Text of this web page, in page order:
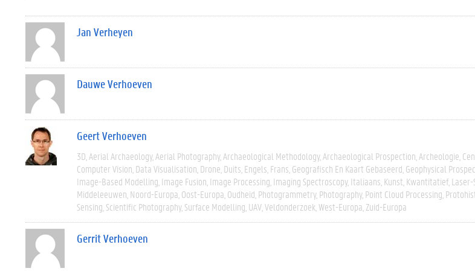
Jan Verheyen
Dauwe Verhoeven
Geert Verhoeven
3D Aerial Archaeology Aerial Photography Archaeological Methodology Archaeological Prospection Archeologie
Computer Vision Data Visualisation Drone Duits Engels Frans Geografisch En Kaart Gebaseerd Geophysical
Image-Based Modelling Image Fusion Image Processing Imaging Spectroscopy Italiaans Kunst Kwantitatief
Middeleeuwen Noord-Europa Oost-Europa Oudheid Photogrammetry Photography Point Cloud Processing
Sensing Scientific Photography Surface Modelling UAV Veldonderzoek West-Europa Zuid-Europa
Gerrit Verhoeven